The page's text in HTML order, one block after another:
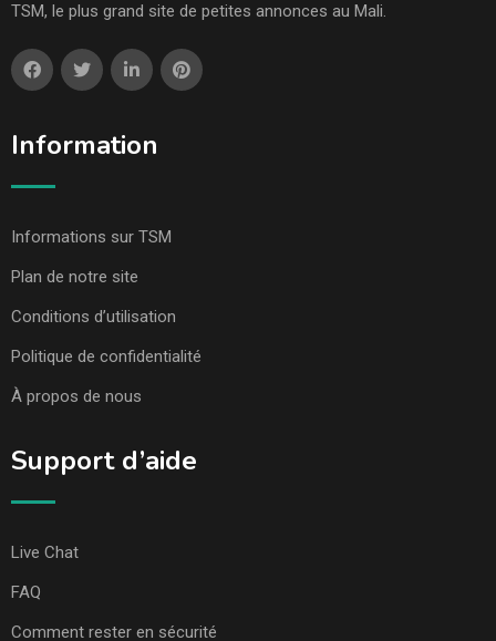
TSM, le plus grand site de petites annonces au Mali.
Information
Informations sur TSM
Plan de notre site
Conditions d’utilisation
Politique de confidentialité
À propos de nous
Support d’aide
Live Chat
FAQ
Comment rester en sécurité